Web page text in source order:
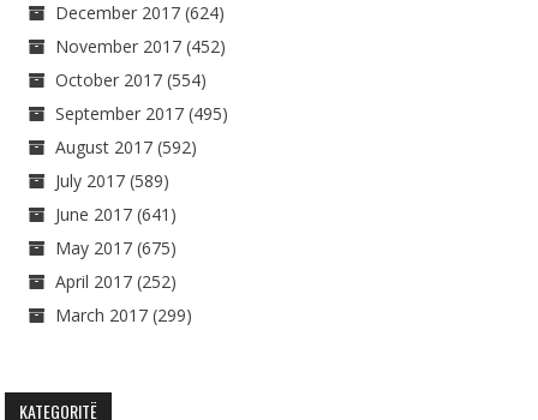
December 2017 (624)
November 2017 (452)
October 2017 (554)
September 2017 (495)
August 2017 (592)
July 2017 (589)
June 2017 (641)
May 2017 (675)
April 2017 (252)
March 2017 (299)
KATEGORITË